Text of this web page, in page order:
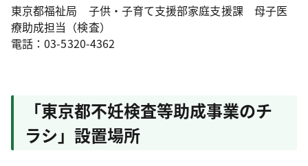
東京都福祉局 子供・子育て支援部家庭支援課 母子医
療助成担当（検査）
電話：03-5320-4362
「東京都不妊検査等助成事業のチ
ラシ」設置場所